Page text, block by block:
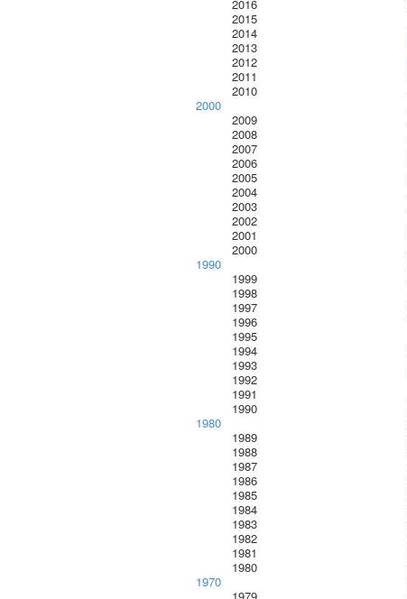
2016
2015
2014
2013
2012
2011
2010
2000
2009
2008
2007
2006
2005
2004
2003
2002
2001
2000
1990
1999
1998
1997
1996
1995
1994
1993
1992
1991
1990
1980
1989
1988
1987
1986
1985
1984
1983
1982
1981
1980
1970